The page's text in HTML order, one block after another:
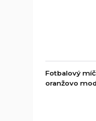
Fotbalový
oranžovo